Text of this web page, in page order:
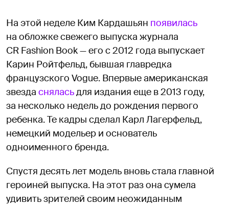
На этой неделе Ким Кардашьян появилась
на обложке свежего выпуска журнала
CR Fashion Book — его с 2012 года выпускает
Карин Ройтфельд, бывшая главредка
французского Vogue. Впервые американская
звезда сняласьдля издания еще в 2013 году,
за несколько недель до рождения первого
ребенка. Те кадры сделал Карл Лагерфельд, ​​
немецкий модельер и основатель
одноименного бренда.
Спустя десять лет модель вновь стала главной
героиней выпуска. На этот раз она сумела
удивить зрителей своим неожиданным